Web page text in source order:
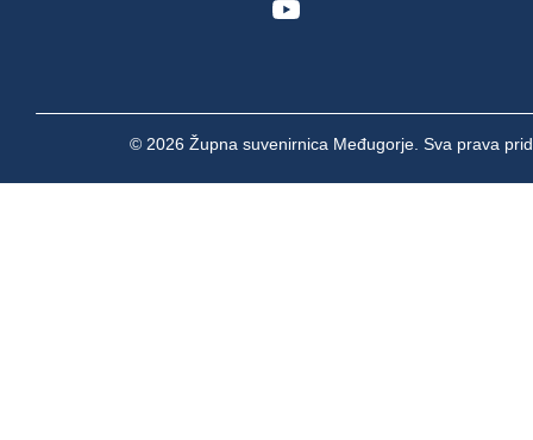
© 2026 Župna suvenirnica Međugorje. Sva prava